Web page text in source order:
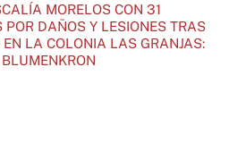
MORELOS CON 31
POR DAÑOS Y LESIONES TRAS
EN LA COLONIA LAS GRANJAS: